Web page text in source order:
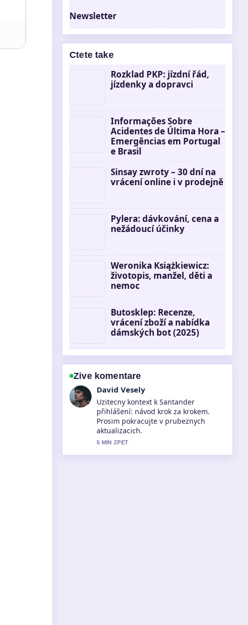
Newsletter
Ctete take
Rozklad PKP: jízdní řád,
jízdenky a dopravci
Informações Sobre
Acidentes de Última Hora –
Emergências em Portugal
e Brasil
Sinsay zwroty – 30 dní na
vrácení online i v prodejně
Pylera: dávkování, cena a
nežádoucí účinky
Weronika Książkiewicz:
životopis, manžel, děti a
nemoc
Butosklep: Recenze,
vrácení zboží a nabídka
dámských bot (2025)
Zive komentare
Anna Novakova
Pokryti tematu Cestovní kufry –
průvodce výběrem, srovnání značek...
pusobi solidne a snadno se sleduje.
7 MIN ZPET